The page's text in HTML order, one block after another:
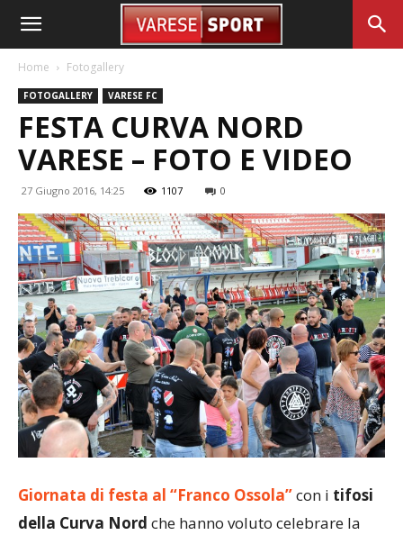
Home Fotogallery
FOTOGALLERY VARESE FC
FESTA CURVA NORD
VARESE – FOTO E VIDEO
27 Giugno 2016, 14:25 1107 0
Giornata di festa al “Franco Ossola”con i tifosi
della Curva Nord che hanno voluto celebrare la